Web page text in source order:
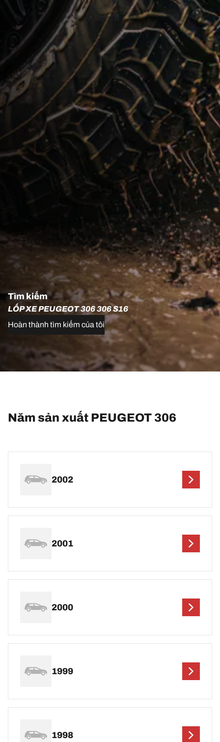
Tìm kiếm
LỐP XE PEUGEOT 306 306 S16
Hoàn thành tìm kiếm của tôi
Năm sản xuất PEUGEOT 306
2002
2001
2000
1999
1998